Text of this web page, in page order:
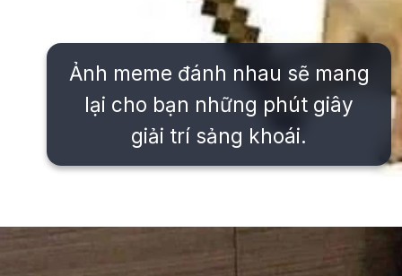
Ảnh meme đánh nhau sẽ mang
lại cho bạn những phút giây
giải trí sảng khoái.
https://issiloo.edu.vn/meme-danh